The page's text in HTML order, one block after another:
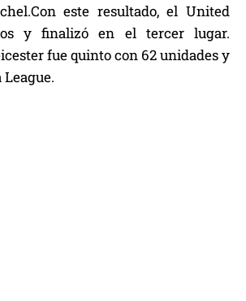
este resultado, el United
y finalizó en el tercer lugar.
fue quinto con 62 unidades y